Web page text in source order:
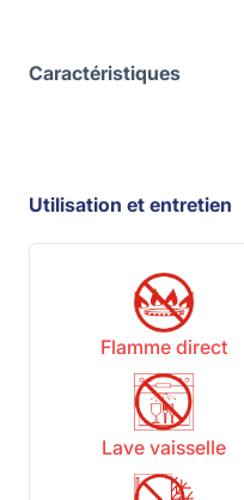
Caractéristiques
Utilisation et entretien
Flamme direct
Lave vaisselle